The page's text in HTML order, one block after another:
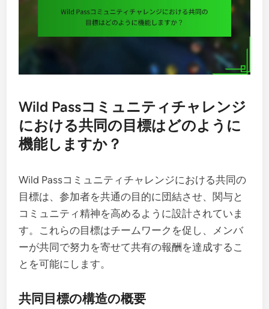
Wild Passコミュニティチャレンジ
における共同の目標はどのように
機能しますか？
Wild Passコミュニティチャレンジにおける共同の
目標は、参加者を共通の目的に団結させ、関与と
コミュニティ精神を高めるように設計されていま
す。これらの目標はチームワークを促し、メンバ
ーが共同で努力を寄せて共有の報酬を達成するこ
とを可能にします。
共同目標の構造の概要